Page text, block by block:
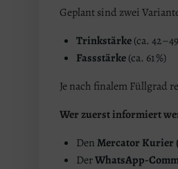
Geplant sind zwei
Trinkstärke(ca.
Fassstärke(ca. 61 %)
Je nach finalem Füllgrad
Wer zuerst informiert
DenMercator Kurier
DerWhatsApp-